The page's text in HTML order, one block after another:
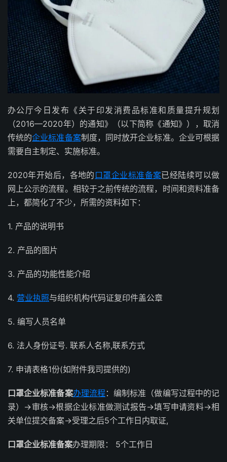
办公厅今日发布《关于印发消费品标准和质量提升规划
（2016—2020年）的通知》（以下简称《通知》），取消
传统的企业标准备案制度，同时放开企业标准。企业可根据
需要自主制定、实施标准。
2020年开始后，各地的 口罩企业标准备案已经陆续可以做
网上公示的流程。相较于之前传统的流程，时间和资料准备
上，都简化了不少，所需的资料如下：
1. 产品的说明书
2. 产品的图片
3. 产品的功能性能介绍
4. 营业执照与组织机构代码证复印件盖公章
5. 编写人员名单
6. 法人身份证号. 联系人名称,联系方式
7. 申请表格1份(如附件我司提供的)
口罩企业标准备案办理流程 ：编制标准（做编写过程中的记
录）→审核→根据企业标准做测试报告→填写申请资料→相
关单位提交备案→受理之后5个工作日内取证,
口罩企业标准备案办理期限： 5个工作日